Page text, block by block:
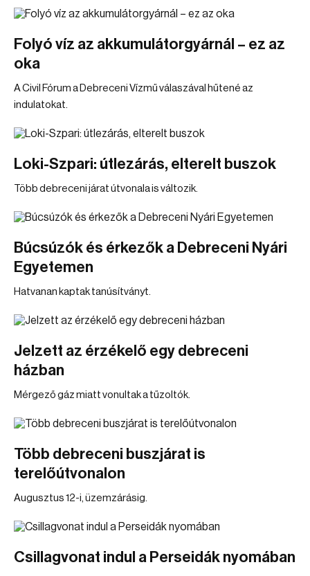
Folyó víz az akkumulátorgyárnál – ez az
oka
A Civil Fórum a Debreceni Vízmű válaszával hűtené az
indulatokat.
Loki-Szpari: útlezárás, elterelt buszok
Több debreceni járat útvonala is változik.
Búcsúzók és érkezők a Debreceni Nyári
Egyetemen
Hatvanan kaptak tanúsítványt.
Jelzett az érzékelő egy debreceni
házban
Mérgező gáz miatt vonultak a tűzoltók.
Több debreceni buszjárat is
terelőútvonalon
Augusztus 12-i, üzemzárásig.
Csillagvonat indul a Perseidák nyomában